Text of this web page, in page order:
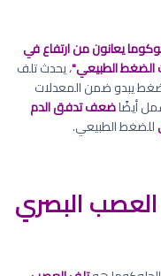
يعانون من ارتفاع في
الضغط الطبيعي"، يحدث تلف
يبدو ضمن المعدلات
أيضًاضعف تدفق الدم
للضغط الطبيعي.
البصري